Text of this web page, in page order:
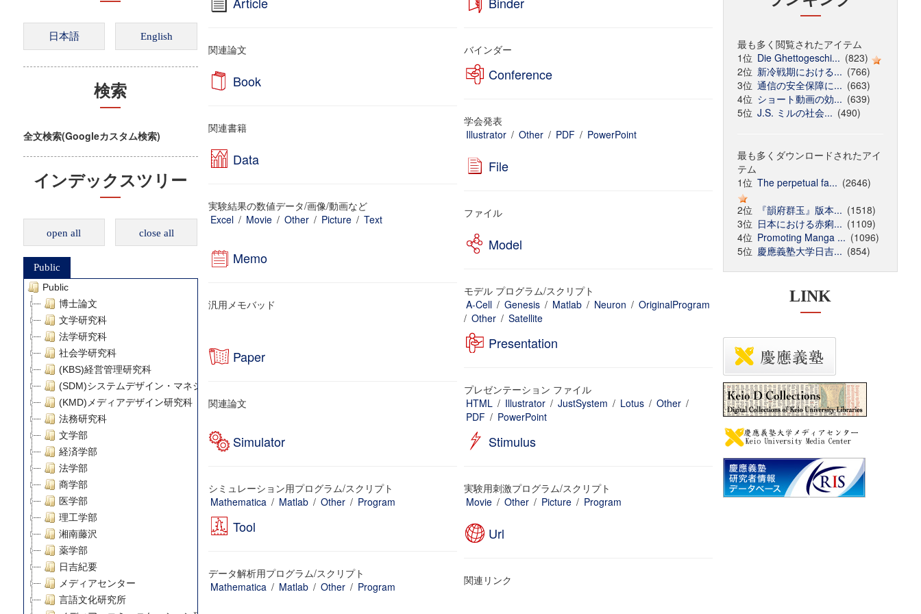
検索
全文検索(Googleカスタム検索)
インデックスツリー
open all close all
Public
Public
博士論文
文学研究科
法学研究科
社会学研究科
(KBS)経営管理研究科
(SDM)システムデザイン・マネジメント研究科
(KMD)メディアデザイン研究科
法務研究科
文学部
経済学部
法学部
商学部
医学部
理工学部
湘南藤沢
薬学部
日吉紀要
メディアセンター
言語文化研究所
関連論文 バインダー
Book
関連書籍
Conference
学会発表
Illustrator / Other / PDF / PowerPoint
Data
実験結果の数値データ/画像/動画など
Excel / Movie / Other / Picture / Text
File
ファイル
Memo
汎用メモバッド
Model
モデル プログラム/スクリプト
A-Cell / Genesis / Matlab / Neuron / OriginalProgram
/ Other / Satellite
Paper
関連論文
Presentation
プレゼンテーション ファイル
HTML / Illustrator / JustSystem / Lotus / Other /
PDF / PowerPoint
Simulator
シミュレーション用プログラム/スクリプト
Mathematica / Matlab / Other / Program
Stimulus
実験用刺激プログラム/スクリプト
Movie / Other / Picture / Program
Tool
データ解析用プログラム/スクリプト
Mathematica / Matlab / Other / Program
Url
関連リンク
最も多く閲覧されたアイテム
1位 Die Ghettogeschi... (823)
2位 新冷戦期における... (766)
3位 通信の安全保障に... (663)
4位 ショート動画の効... (639)
5位 J.S. ミルの社会... (490)
最も多くダウンロードされたアイ
テム
1位 The perpetual fa... (2646)
2位
『韻府群玉』版本... (1518)
3位 日本における赤痢... (1109)
4位 Promoting Manga ... (1096)
5位 慶應義塾大学日吉... (854)
LINK